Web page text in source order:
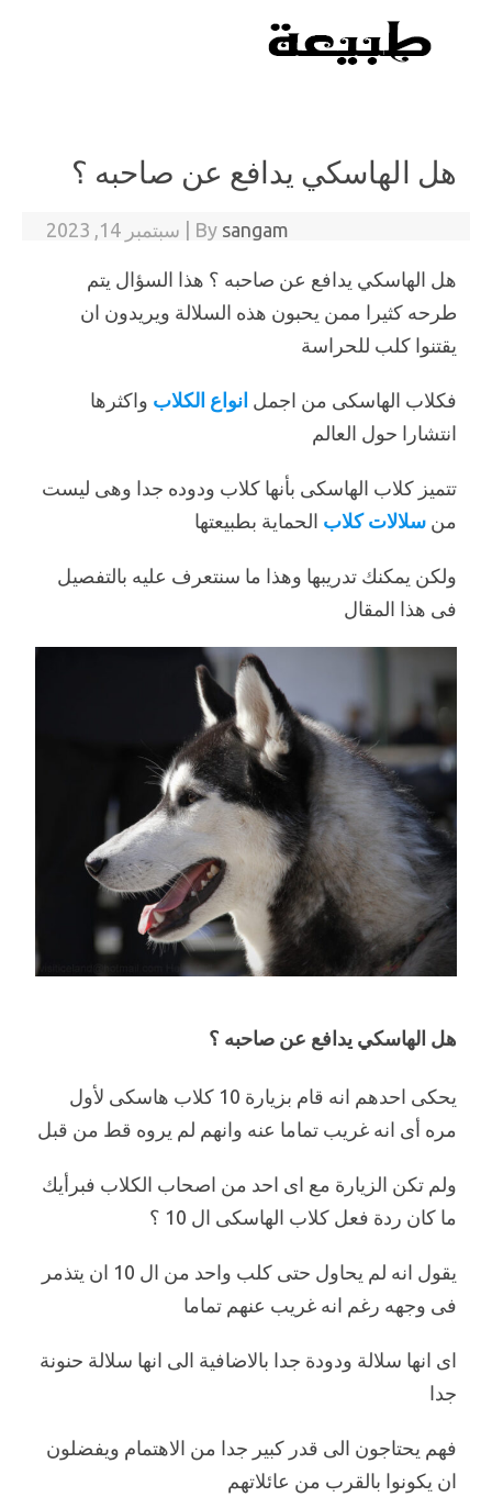
هل الهاسكي يدافع عن صاحبه ؟
By sangam سبتمبر 14, 2023
هل الهاسكي يدافع عن صاحبه ؟ هذا السؤال يتم
طرحه كثيرا ممن يحبون هذه السلالة ويريدون ان
يقتنوا كلب للحراسة
فكلاب الهاسكى من اجمل انواع الكلاب واكثرها
انتشارا حول العالم
تتميز كلاب الهاسكى بأنها كلاب ودوده جدا وهى ليست
من سلالات كلاب الحماية بطبيعتها
ولكن يمكنك تدريبها وهذا ما سنتعرف عليه بالتفصيل
فى هذا المقال
هل الهاسكي يدافع عن صاحبه ؟
يحكى احدهم انه قام بزيارة 10 كلاب هاسكى لأول
مره أى انه غريب تماما عنه وانهم لم يروه قط من قبل
ولم تكن الزيارة مع اى احد من اصحاب الكلاب فبرأيك
ما كان ردة فعل كلاب الهاسكى ال 10 ؟
يقول انه لم يحاول حتى كلب واحد من ال 10 ان يتذمر
فى وجهه رغم انه غريب عنهم تماما
اى انها سلالة ودودة جدا بالاضافية الى انها سلالة حنونة
جدا
فهم يحتاجون الى قدر كبير جدا من الاهتمام ويفضلون
ان يكونوا بالقرب من عائلاتهم